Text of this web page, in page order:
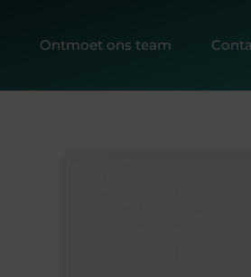
Ontmoet ons team